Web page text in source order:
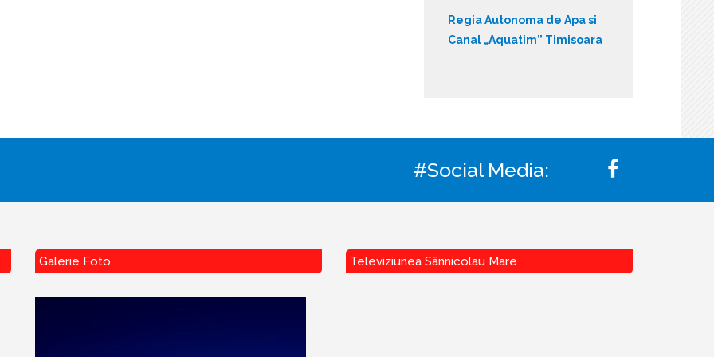
Regia Autonoma de Apa si
Canal „Aquatim” Timisoara
#Social Media:
Galerie Foto Televiziunea Sânnicolau Mare